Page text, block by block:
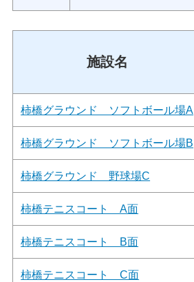
施設名
柿橋グラウンド ソフトボール場A
柿橋グラウンド ソフトボール場B
柿橋グラウンド 野球場C
柿橋テニスコート A面
柿橋テニスコート B面
柿橋テニスコート C面